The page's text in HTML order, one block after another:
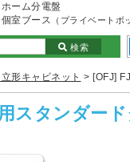
ホーム分電盤
個室ブース （プライベートボ
検索
形キャビネット > [OFJ]
スタンダー